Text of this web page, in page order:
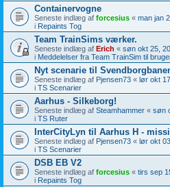
Containervogne
Seneste indlæg af forcesius « man jan
i Repaints Tog
Team TrainSims værker.
Seneste indlæg af Erich « søn okt 25,
i Meddelelser fra Team TrainSim til
Nyt scenarie til
Seneste indlæg af Pjensen73 « lør okt
i TS Scenarier
Aarhus - Silkeborg!
Seneste indlæg af Steamhammer « søn
i TS Ruter
InterCityLyn til Aarhus H -
Seneste indlæg af Pjensen73 « lør okt
i TS Scenarier
DSB EB V2
Seneste indlæg af forcesius « tirs sep
i Repaints Tog